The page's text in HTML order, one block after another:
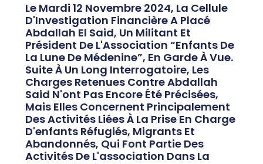
Le Mardi 12 Novembre 2024, La Cellule
D'Investigation Financière A Placé
Abdallah El Said, Un Militant Et
Président De L'Association “Enfants De
La Lune De Médenine”, En Garde À Vue.
Suite À Un Long Interrogatoire, Les
Charges Retenues Contre Abdallah
Said N'ont Pas Encore Été Précisées,
Mais Elles Concernent Principalement
Des Activités Liées À La Prise En Charge
D'enfants Réfugiés, Migrants Et
Abandonnés, Qui Font Partie Des
Activités De L'association Dans La